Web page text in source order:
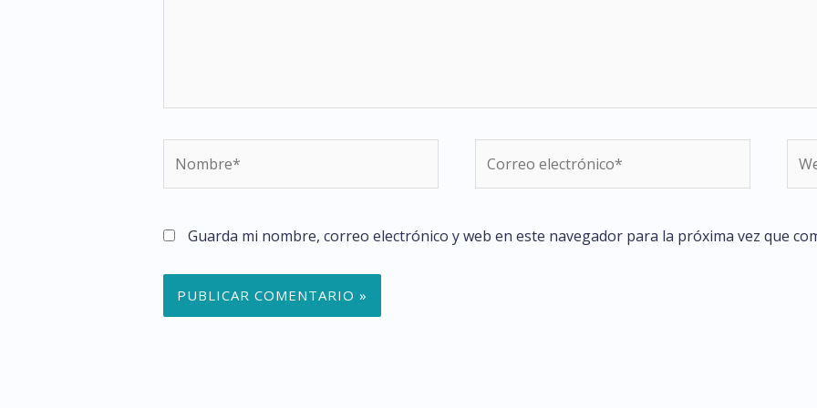
Guarda mi nombre, correo electrónico y web en este navegador para la próxima vez que